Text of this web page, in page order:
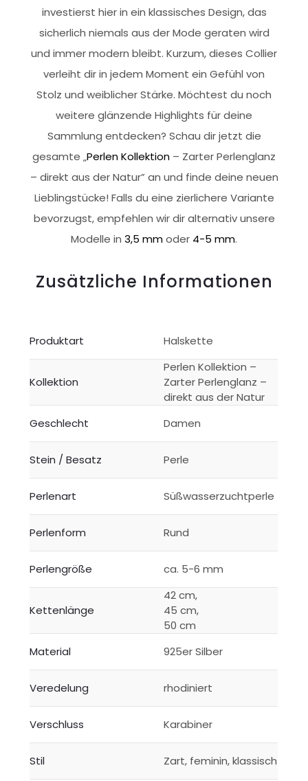
investierst hier in ein klassisches Design, das
sicherlich niemals aus der Mode geraten wird
und immer modern bleibt. Kurzum, dieses Collier
verleiht dir in jedem Moment ein Gefühl von
Stolz und weiblicher Stärke. Möchtest du noch
weitere glänzende Highlights für deine
Sammlung entdecken? Schau dir jetzt die
gesamte „Perlen Kollektion – Zarter Perlenglanz
– direkt aus der Natur” an und finde deine neuen
Lieblingstücke! Falls du eine zierlichere Variante
bevorzugst, empfehlen wir dir alternativ unsere
Modelle in 3,5 mmoder 4-5 mm.
Zusätzliche Informationen
Produktart Halskette
Kollektion
Perlen Kollektion –
Zarter Perlenglanz –
direkt aus der Natur
Geschlecht
Damen
Stein / Besatz Perle
Perlenart Süßwasserzuchtperle
Perlenform Rund
Perlengröße ca. 5-6 mm
Kettenlänge
42 cm,
45 cm,
50 cm
Material
925er Silber
Veredelung rhodiniert
Verschluss Karabiner
Stil Zart, feminin, klassisch